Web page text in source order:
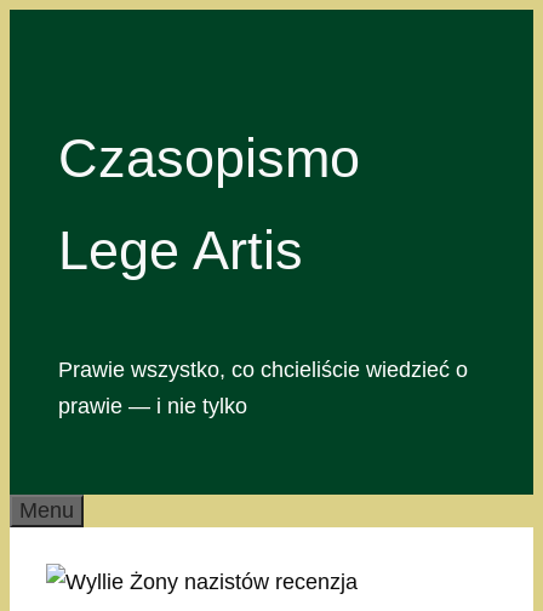
Czasopismo
Lege Artis
Prawie wszystko, co chcieliście wiedzieć o
prawie — i nie tylko
Menu